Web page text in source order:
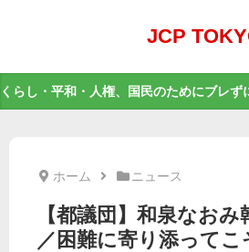
JCP
くらし・平和・人権、国民のためにブレ
ホーム ニュース
【都議団】和泉なお
／困難に寄り添ってこ